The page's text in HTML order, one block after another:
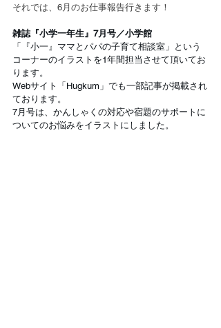
それでは、6月のお仕事報告行きます！
雑誌『小学一年生』7月号／小学館
「『小一』ママとパパの子育て相談室」という
コーナーのイラストを1年間担当させて頂いてお
ります。
Webサイト「Hugkum」でも一部記事が掲載され
ております。
7月号は、かんしゃくの対応や宿題のサポートに
ついてのお悩みをイラストにしました。